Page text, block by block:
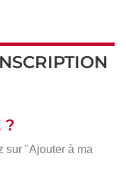
?
sur "Ajouter à ma